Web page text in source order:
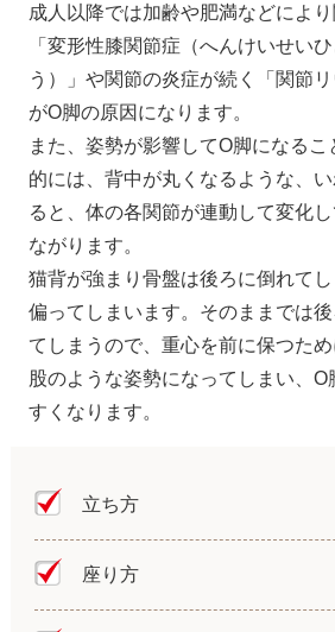
成人以降では加齢や肥満などによ
「変形性膝関節症（へんけいせい
う）」や関節の炎症が続く「関節
がO脚の原因になります。
また、姿勢が影響してO脚になる
的には、背中が丸くなるような、
ると、体の各関節が連動して変化
ながります。
猫背が強まり骨盤は後ろに倒れて
偏ってしまいます。そのままでは
てしまうので、重心を前に保つた
股のような姿勢になってしまい、
すくなります。
立ち方
座り方